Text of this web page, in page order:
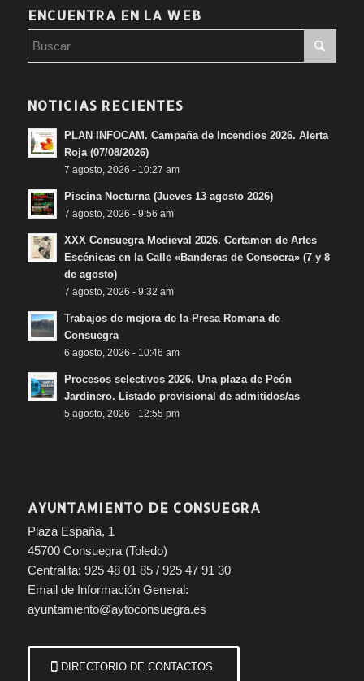
ENCUENTRA EN LA WEB
NOTICIAS RECIENTES
PLAN INFOCAM. Campaña de Incendios 2026. Alerta
Roja (07/08/2026)
7 agosto, 2026 - 10:27 am
Piscina Nocturna (Jueves 13 agosto 2026)
7 agosto, 2026 - 9:56 am
XXX Consuegra Medieval 2026. Certamen de Artes
Escénicas en la Calle «Banderas de Consocra» (7 y 8
de agosto)
7 agosto, 2026 - 9:32 am
Trabajos de mejora de la Presa Romana de
Consuegra
6 agosto, 2026 - 10:46 am
Procesos selectivos 2026. Una plaza de Peón
Jardinero. Listado provisional de admitidos/as
5 agosto, 2026 - 12:55 pm
AYUNTAMIENTO DE CONSUEGRA
Plaza España, 1
45700 Consuegra (Toledo)
Centralita: 925 48 01 85 / 925 47 91 30
Email de Información General:
ayuntamiento@aytoconsuegra.es
DIRECTORIO DE CONTACTOS